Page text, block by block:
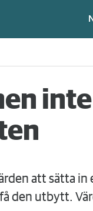
att sätta
den utbytt.